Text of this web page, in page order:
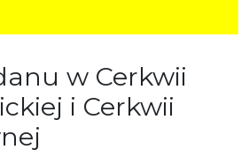
w Cerkwii
i Cerkwii